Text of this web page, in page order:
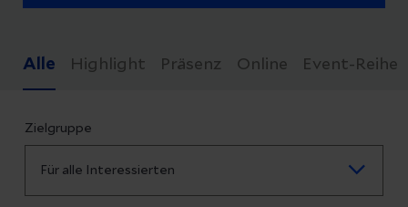
Alle Highlight Präsenz Online Event-Reihe
Zielgruppe